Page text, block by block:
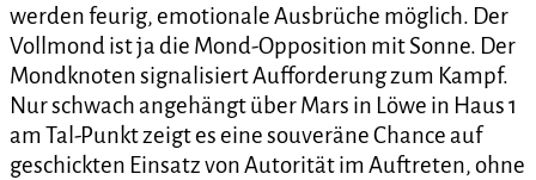
werden feurig, emotionale Ausbrüche möglich. Der
Vollmond ist ja die Mond-Opposition mit Sonne. Der
Mondknoten signalisiert Aufforderung zum Kampf.
Nur schwach angehängt über Mars in Löwe in Haus 1
am Tal-Punkt zeigt es eine souveräne Chance auf
geschickten Einsatz von Autorität im Auftreten, ohne